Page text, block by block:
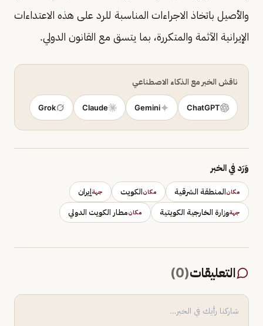
والأصيل باتخاذ الاجراءات المناسبة للرد على هذه الاعتداءات
الإيرانية الآثمة والمتكررة، بما يتسق مع القانون الدولي.
ناقش الخبر مع الذكاء الاصطناعي
ChatGPT
Gemini
Claude
Grok
وَرَد في الخبر
مكانالمنطقة الشرقية مكانالكويت جهةإيران
جهةوزارة الخارجية الكويتية مكانمطار الكويت الدولي
التعليقات(
0
)